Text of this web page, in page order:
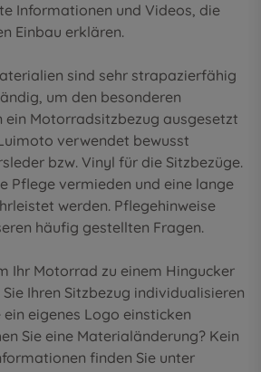
Informationen und Videos, die
Einbau erklären.
sind sehr strapazierfähig
um den besonderen
ein Motorradsitzbezug ausgesetzt
verwendet bewusst
bzw. Vinyl für die Sitzbezüge.
Pflege vermieden und eine lange
werden. Pflegehinweise
häufig gestellten Fragen.
Ihr Motorrad zu einem Hingucker
Ihren Sitzbezug individualisieren
ein eigenes Logo einsticken
Sie eine Materialänderung? Kein
finden Sie unter